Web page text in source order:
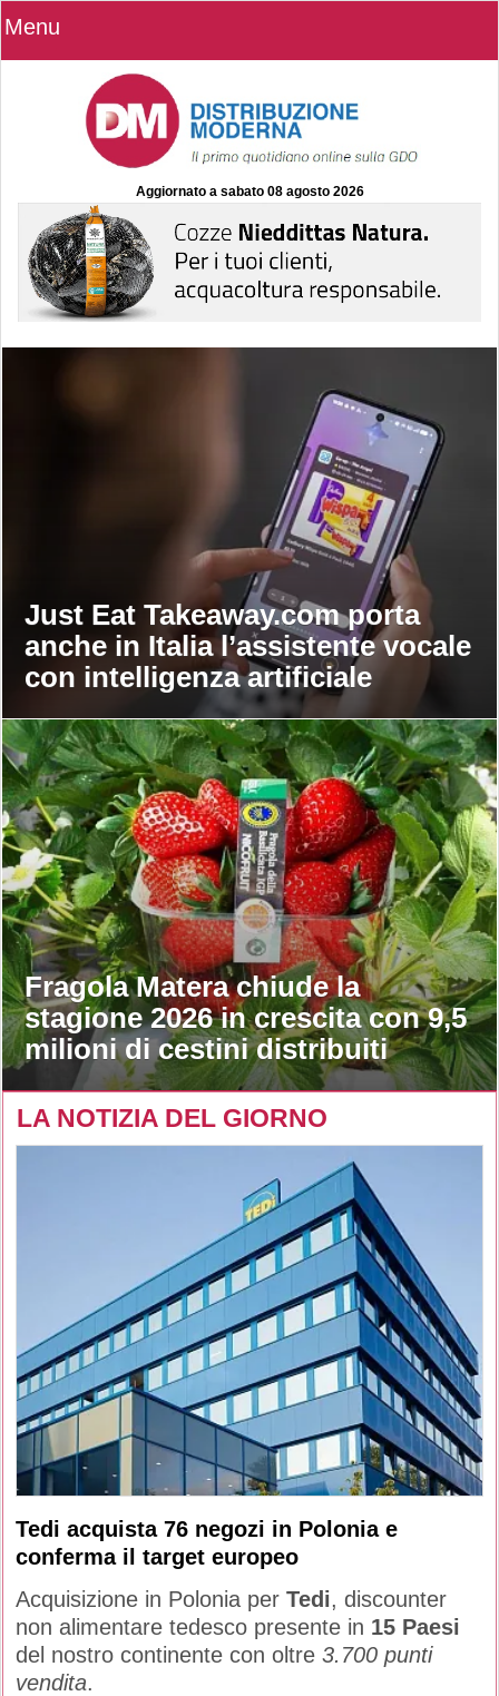
Menu
Aggiornato a sabato 08 agosto 2026
Just Eat Takeaway.com porta
anche in Italia l’assistente vocale
con intelligenza artificiale
Fragola Matera chiude la
stagione 2026 in crescita con 9,5
milioni di cestini distribuiti
LA NOTIZIA DEL GIORNO
Tedi acquista 76 negozi in Polonia e
conferma il target europeo
Acquisizione in Polonia per Tedi, discounter
non alimentare tedesco presente in 15 Paesi
del nostro continente con oltre 3.700 punti
vendita.